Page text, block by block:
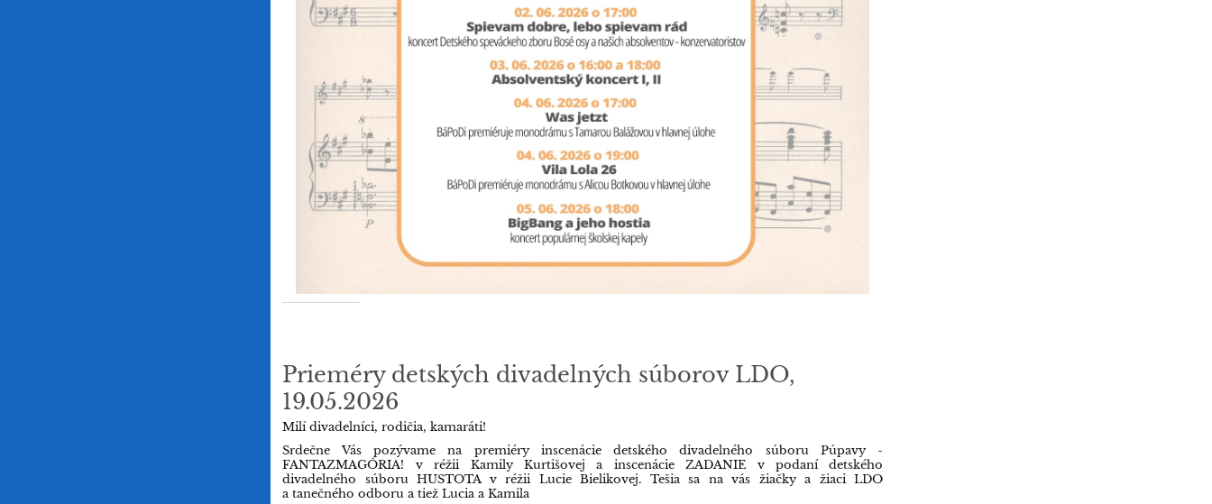
Prieméry detských divadelných súborov LDO,
19.05.2026
Milí divadelníci, rodičia, kamaráti!
Srdečne Vás pozývame na premiéry inscenácie detského divadelného súboru Púpavy -
FANTAZMAGÓRIA! v réžii Kamily Kurtišovej a inscenácie ZADANIE v podaní detského
divadelného súboru HUSTOTA v réžii Lucie Bielikovej. Tešia sa na vás žiačky a žiaci LDO
a tanečného odboru a tiež Lucia a Kamila